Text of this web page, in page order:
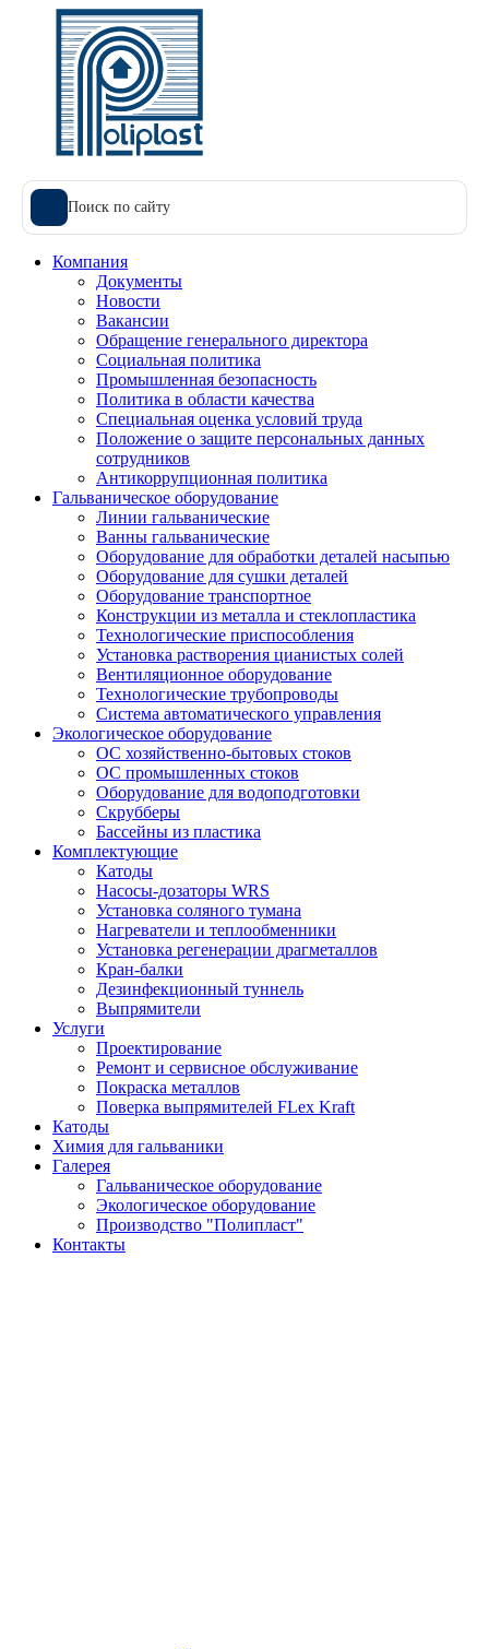
Поиск по сайту
Компания
Документы
Новости
Вакансии
Обращение генерального директора
Социальная политика
Промышленная безопасность
Политика в области качества
Специальная оценка условий труда
Положение о защите персональных данных
сотрудников
Антикоррупционная политика
Гальваническое оборудование
Линии гальванические
Ванны гальванические
Оборудование для обработки деталей насыпью
Оборудование для сушки деталей
Оборудование транспортное
Конструкции из металла и стеклопластика
Технологические приспособления
Установка растворения цианистых солей
Вентиляционное оборудование
Технологические трубопроводы
Система автоматического управления
Экологическое оборудование
ОС хозяйственно-бытовых стоков
ОС промышленных стоков
Оборудование для водоподготовки
Скрубберы
Бассейны из пластика
Комплектующие
Катоды
Насосы-дозаторы WRS
Установка соляного тумана
Нагреватели и теплообменники
Установка регенерации драгметаллов
Кран-балки
Дезинфекционный туннель
Выпрямители
Услуги
Проектирование
Ремонт и сервисное обслуживание
Покраска металлов
Поверка выпрямителей FLex Kraft
Катоды
Химия для гальваники
Галерея
Гальваническое оборудование
Экологическое оборудование
Производство "Полипласт"
Контакты